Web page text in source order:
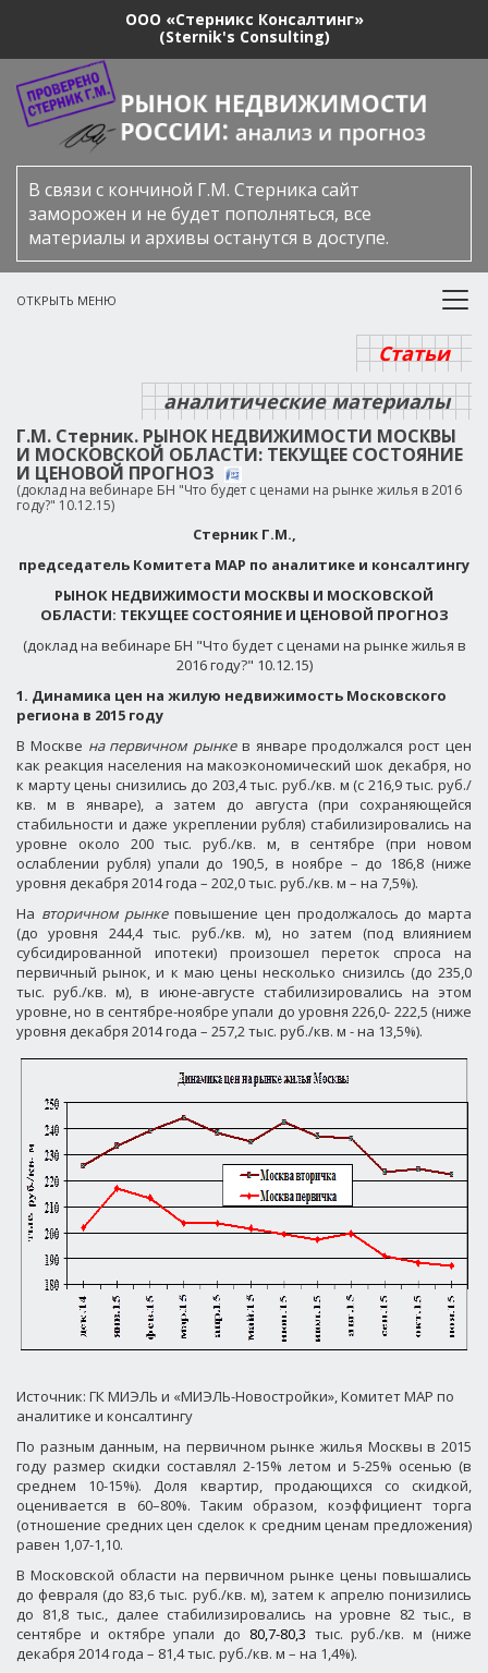
ООО «Стерникс Консалтинг»
(Sternik's Consulting)
В связи с кончиной Г.М. Стерника сайт
заморожен и не будет пополняться, все
материалы и архивы останутся в доступе.
ОТКРЫТЬ МЕНЮ
Статьи
аналитические материалы
Г.М. Стерник. РЫНОК НЕДВИЖИМОСТИ МОСКВЫ
И МОСКОВСКОЙ ОБЛАСТИ: ТЕКУЩЕЕ СОСТОЯНИЕ
И ЦЕНОВОЙ ПРОГНОЗ
(доклад на вебинаре БН "Что будет с ценами на рынке жилья в 2016
году?" 10.12.15)
Стерник Г.М.,
председатель Комитета МАР по аналитике и консалтингу
РЫНОК НЕДВИЖИМОСТИ МОСКВЫ И МОСКОВСКОЙ
ОБЛАСТИ: ТЕКУЩЕЕ СОСТОЯНИЕ И ЦЕНОВОЙ ПРОГНОЗ
(доклад на вебинаре БН "Что будет с ценами на рынке жилья в
2016 году?" 10.12.15)
1. Динамика цен на жилую недвижимость Московского
региона в 2015 году
В Москве на первичном рынкев январе продолжался рост цен
как реакция населения на макоэкономический шок декабря, но
к марту цены снизились до 203,4 тыс. руб./кв. м (с 216,9 тыс. руб./
кв. м в январе), а затем до августа (при сохраняющейся
стабильности и даже укреплении рубля) стабилизировались на
уровне около 200 тыс. руб./кв. м, в сентябре (при новом
ослаблении рубля) упали до 190,5, в ноябре – до 186,8 (ниже
уровня декабря 2014 года – 202,0 тыс. руб./кв. м – на 7,5%).
На вторичном рынкеповышение цен продолжалось до марта
(до уровня 244,4 тыс. руб./кв. м), но затем (под влиянием
субсидированной ипотеки) произошел переток спроса на
первичный рынок, и к маю цены несколько снизилсь (до 235,0
тыс. руб./кв. м), в июне-августе стабилизировались на этом
уровне, но в сентябре-ноябре упали до уровня 226,0- 222,5 (ниже
уровня декабря 2014 года – 257,2 тыс. руб./кв. м - на 13,5%).
Источник: ГК МИЭЛЬ и «МИЭЛЬ-Новостройки», Комитет МАР по
аналитике и консалтингу
По разным данным, на первичном рынке жилья Москвы в 2015
году размер скидки составлял 2-15% летом и 5-25% осенью (в
среднем 10-15%). Доля квартир, продающихся со скидкой,
оценивается в 60–80%. Таким образом, коэффициент торга
(отношение средних цен сделок к средним ценам предложения)
равен 1,07-1,10.
В Московской области на первичном рынке цены повышались
до февраля (до 83,6 тыс. руб./кв. м), затем к апрелю понизились
до 81,8 тыс., далее стабилизировались на уровне 82 тыс., в
сентябре и октябре упали до 80,7-80,3 тыс. руб./кв. м (ниже
декабря 2014 года – 81,4 тыс. руб./кв. м – на 1,4%).